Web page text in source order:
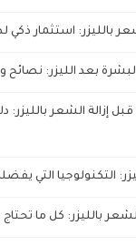
بالليزر: استثمار
بعد الليزر: نصائح
إزالة الشعر بالليزر:
التكنولوجيا التي
بالليزر: كل ما